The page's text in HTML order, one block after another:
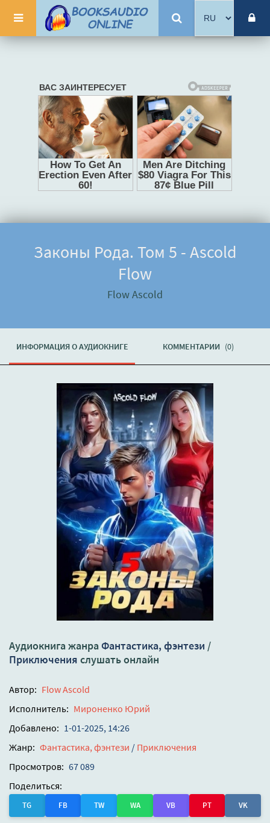
Законы Рода. Том 5 - Ascold
Flow
Flow Ascold
ИНФОРМАЦИЯ О АУДИОКНИГЕ КОММЕНТАРИИ (0)
Аудиокнига жанра Фантастика, фэнтези /
Приключения слушать онлайн
Автор: Flow Ascold
Исполнитель: Мироненко Юрий
Добавлено: 1-01-2025, 14:26
Жанр: Фантастика, фэнтези / Приключения
Просмотров: 67 089
Поделиться:
TG FB TW WA VB PT VK